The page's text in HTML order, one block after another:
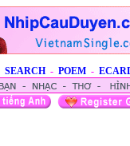
SEARCH - POEM -